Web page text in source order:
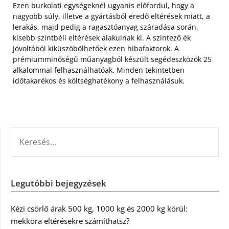
Ezen burkolati egységeknél ugyanis előfordul, hogy a
nagyobb súly, illetve a gyártásból eredő eltérések miatt, a
lerakás, majd pedig a ragasztóanyag száradása során,
kisebb szintbéli eltérések alakulnak ki. A szintező ék
jóvoltából kiküszöbölhetőek ezen hibafaktorok. A
prémiumminőségű műanyagból készült segédeszközök 25
alkalommal felhasználhatóak. Minden tekintetben
időtakarékos és költséghatékony a felhasználásuk.
Legutóbbi bejegyzések
Kézi csörlő árak 500 kg, 1000 kg és 2000 kg körül:
mekkora eltérésekre számíthatsz?